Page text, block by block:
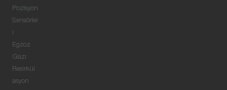
Pozisyon
Sensörler
i
Egzoz
Gazı
Resirkül
asyon